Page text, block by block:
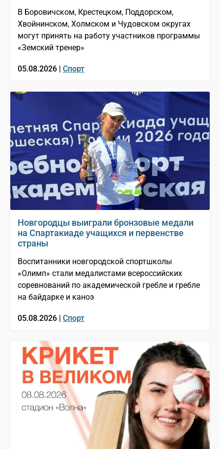
В Боровичском, Крестецком, Поддорском,
Хвойнинском, Холмском и Чудовском округах
могут принять на работу участников программы
«Земский тренер»
05.08.2026 | Спорт
Новгородцы выиграли бронзовые медали
на Спартакиаде учащихся и первенстве
страны
Воспитанники новгородской спортшколы
«Олимп» стали медалистами всероссийских
соревнований по академической гребле и гребле
на байдарке и каноэ
05.08.2026 | Спорт